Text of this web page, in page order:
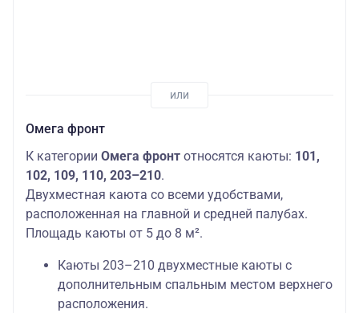
Омега фронт
К категории Омега фронт относятся каюты: 101,
102, 109, 110, 203–210.
Двухместная каюта со всеми удобствами,
расположенная на главной и средней палубах.
Площадь каюты от 5 до 8 м².
Каюты 203–210 двухместные каюты с
дополнительным спальным местом верхнего
расположения.